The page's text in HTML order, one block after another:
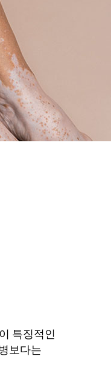
특징적인
보다는